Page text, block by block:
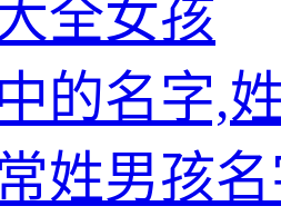
全女孩
的名字,
姓男孩